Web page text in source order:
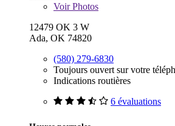
VoirPhotos
12479 OK 3 W
Ada, OK 74820
(580) 279-6830
Toujours ouvert sur votre
Indications routières
6 évaluations